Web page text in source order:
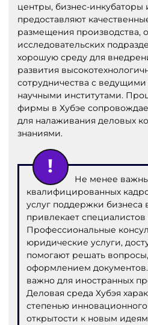
центры, бизнес-инкубаторы
предоставляют
размещения производства,
исследовательских
хорошую среду для
развития
сотрудничества с
научными институтами.
фирмы в Хубэе
для налаживания деловых
знаниями.
Не менее
квалифицированных
услуг поддержки бизнеса
привлекает
Профессиональные
юридические услуги,
помогают решать
оформлением
важно для иностранных
Деловая среда Хубэя
степенью
открытости к новым